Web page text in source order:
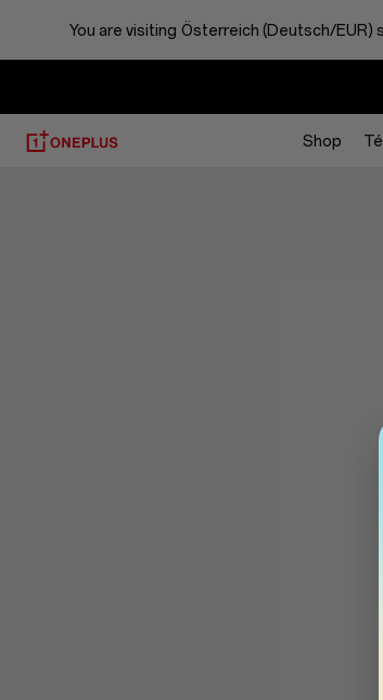
You are visiting Österreich (Deutsch/EUR)
Shop